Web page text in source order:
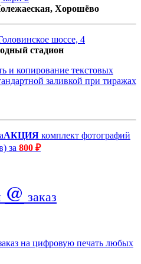
Хорошёво
шоссе, 4
стадион
и копирование текстовых
заливкой при тиражах
АКЦИЯ комплект фотографий
за 800 ₽
@ заказ
на цифровую печать любых